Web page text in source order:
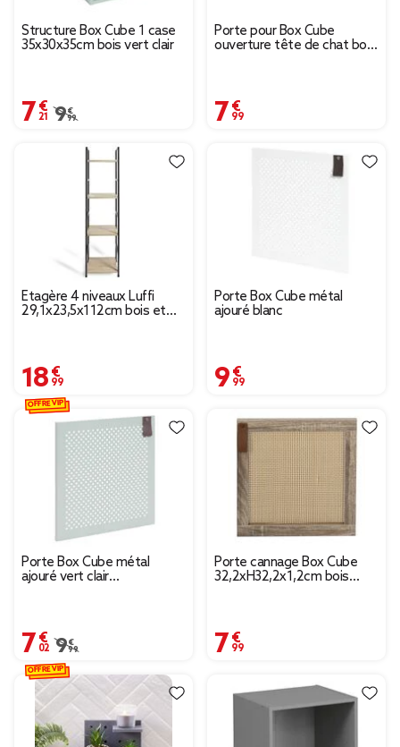
Structure Box Cube 1 case
35x30x35cm bois vert clair
7,21 €
Prix remisé de 9,99 € à 7,21 €
9,99 €
Porte pour Box Cube
ouverture tête de chat bois
7,99 €
Étagère 4 niveaux Luffi
29,1x23,5x112cm bois et
18,99 €
Porte Box Cube métal
ajouré blanc
9,99 €
Porte Box Cube métal
ajouré vert clair
7,02 €
Prix remisé de 9,99 € à 7,02 €
9,99 €
OFFRE VIP
Porte cannage Box Cube
32,2xH32,2x1,2cm bois
7,99 €
OFFRE VIP